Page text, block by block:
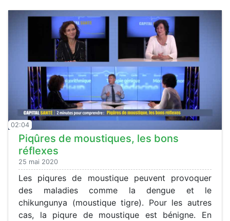
02:04
Piqûres de moustiques, les bons
réflexes
25 mai 2020
Les piqures de moustique peuvent provoquer
des maladies comme la dengue et le
chikungunya (moustique tigre). Pour les autres
cas, la piqure de moustique est bénigne. En